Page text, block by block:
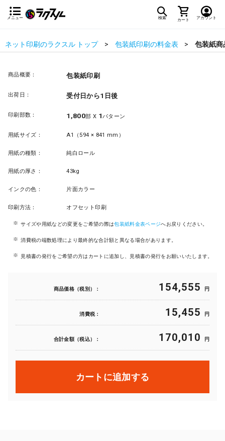
メニュー 検索 カート アカウント
ネット印刷のラクスル トップ 包装紙印刷の料金表 包装紙商
商品概要： 包装紙印刷
出荷日： 受付日から1日後
印刷部数： 1,800部 X 1パターン
用紙サイズ： A1（594 × 841 mm）
用紙の種類： 純白ロール
用紙の厚さ： 43kg
インクの色： 片面カラー
印刷方法： オフセット印刷
サイズや用紙などの変更をご希望の際は包装紙料金表ページへお戻りください。
消費税の端数処理により最終的な合計額と異なる場合があります。
見積書の発行をご希望の方はカートに追加し、見積書の発行をお願いいたします。
商品価格（税別）： 154,555 円
消費税： 15,455 円
合計金額（税込）： 170,010 円
カートに追加する